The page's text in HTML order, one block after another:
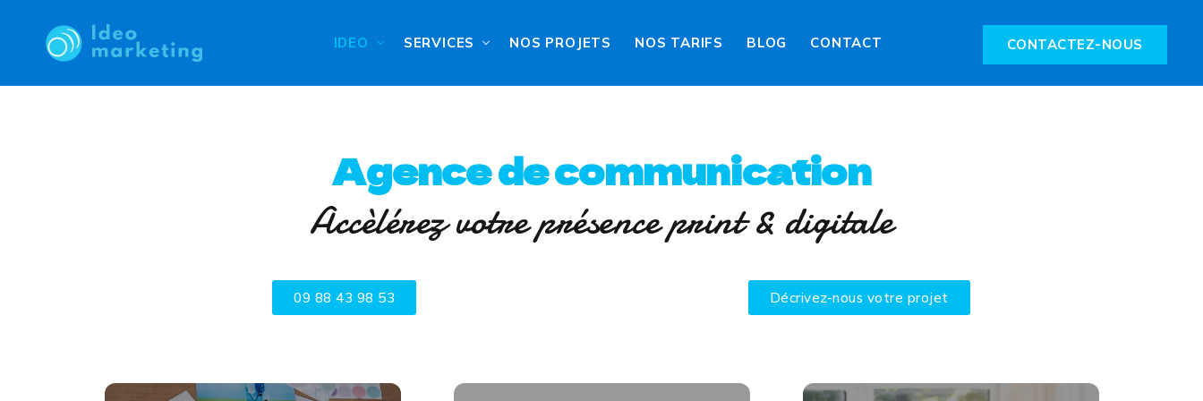
IDEO SERVICES NOS PROJETS NOS TARIFS BLOG CONTACT CONTACTEZ-NOUS
Agence de communication
Accèlérez votre présence print & digitale
09 88 43 98 53 Décrivez-nous votre projet